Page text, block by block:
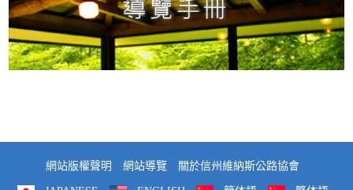
網站版權聲明 網站導覽 關於信州維納斯公路協會